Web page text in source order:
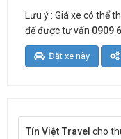
Lưu ý : Giá xe có thể
để được tư vấn 0909
Đặt xe này
Tín Việt Travelcho